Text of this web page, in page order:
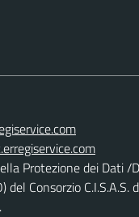
Protezione dei Dati /
del Consorzio